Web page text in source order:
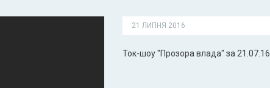
21 ЛИПНЯ 2016
Ток-шоу "Прозора влада" за 21.07.16